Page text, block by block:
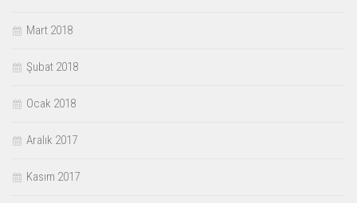
Mart 2018
Şubat 2018
Ocak 2018
Aralık 2017
Kasım 2017